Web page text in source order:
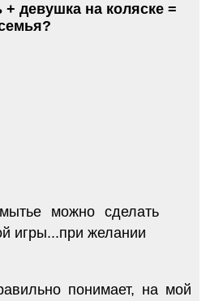
девушка на коляске =
можно сделать
игры...при желании
понимает, на мой